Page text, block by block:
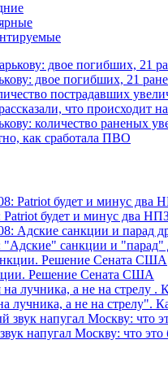
двое погибших, 21
пострадавших
что происходит
количество раненых
как сработала ПВО
Patriot будет и минус два
"Адские" санкции и "парад"
Решение Сената США
лучника, а не на стрелу".
напугал Москву: что